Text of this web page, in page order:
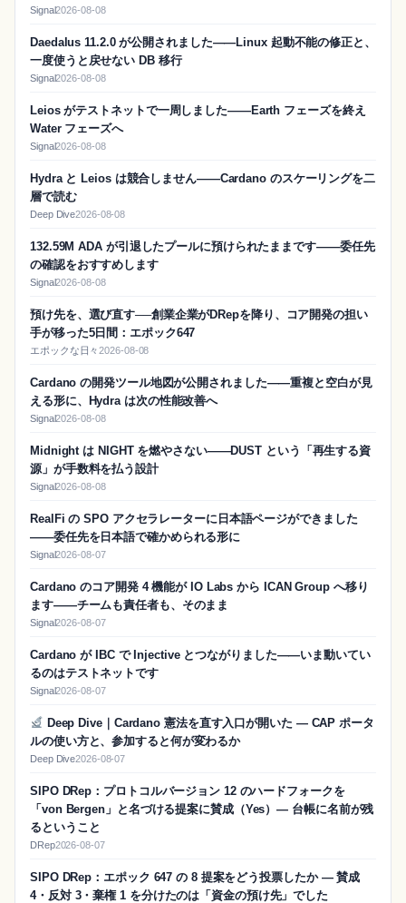
Signal2026-08-08
Daedalus 11.2.0 が公開されました——Linux 起動不能の修正と、
一度使うと戻せない DB 移行
Signal2026-08-08
Leios がテストネットで一周しました——Earth フェーズを終え
Water フェーズへ
Signal2026-08-08
Hydra と Leios は競合しません——Cardano のスケーリングを二
層で読む
Deep Dive2026-08-08
132.59M ADA が引退したプールに預けられたままです——委任先
の確認をおすすめします
Signal2026-08-08
預け先を、選び直す──創業企業がDRepを降り、コア開発の担い
手が移った5日間：エポック647
エポックな日々2026-08-08
Cardano の開発ツール地図が公開されました——重複と空白が見
える形に、Hydra は次の性能改善へ
Signal2026-08-08
Midnight は NIGHT を燃やさない——DUST という「再生する資
源」が手数料を払う設計
Signal2026-08-08
RealFi の SPO アクセラレーターに日本語ページができました
——委任先を日本語で確かめられる形に
Signal2026-08-07
Cardano のコア開発 4 機能が IO Labs から ICAN Group へ移り
ます——チームも責任者も、そのまま
Signal2026-08-07
Cardano が IBC で Injective とつながりました——いま動いてい
るのはテストネットです
Signal2026-08-07
Deep Dive｜Cardano 憲法を直す入口が開いた — CAP ポータ
ルの使い方と、参加すると何が変わるか
Deep Dive2026-08-07
SIPO DRep：プロトコルバージョン 12 のハードフォークを
「von Bergen」と名づける提案に賛成（Yes）― 台帳に名前が残
るということ
DRep2026-08-07
SIPO DRep：エポック 647 の 8 提案をどう投票したか ― 賛成
4・反対 3・棄権 1 を分けたのは「資金の預け先」でした